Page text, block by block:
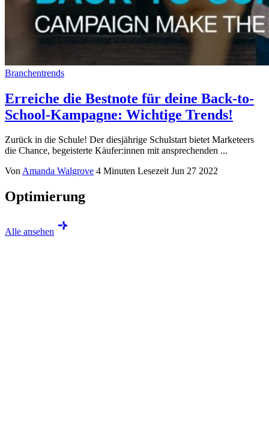
Branchentrends
Erreiche die Bestnote für deine Back-to-
School-Kampagne: Wichtige Trends!
Zurück in die Schule! Der diesjährige Schulstart bietet Marketeers
die Chance, begeisterte Käufer:innen mit ansprechenden ...
VonAmanda Walgrove 4 Minuten Lesezeit Jun 27 2022
Optimierung
Alle ansehen